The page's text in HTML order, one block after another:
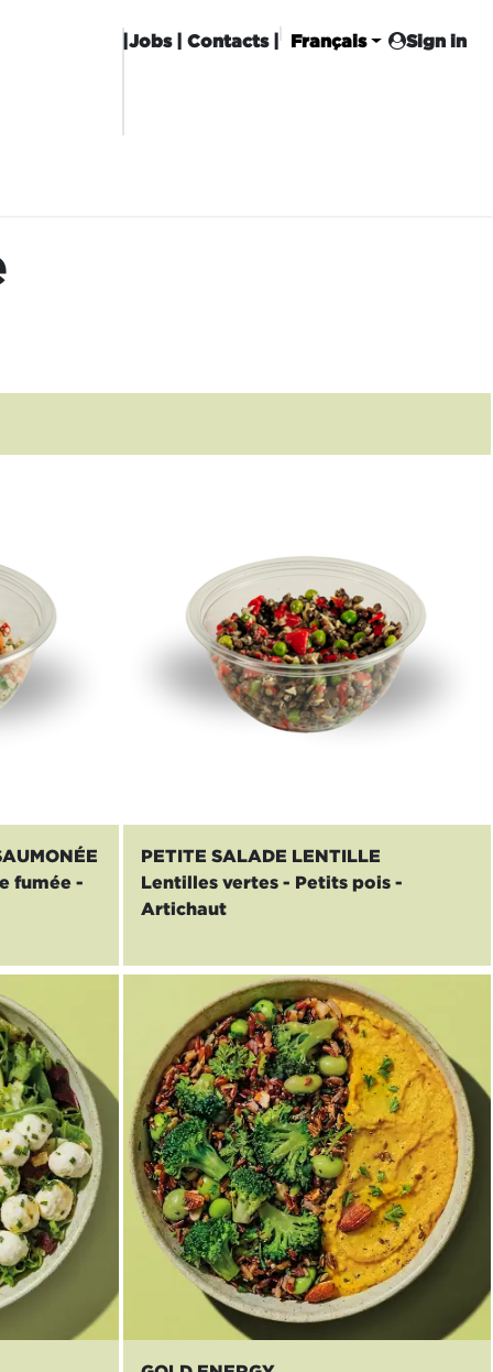
|Jobs| Contacts | Français Sign in
fumée -
PETITE SALADE LENTILLE
Lentilles vertes - Petits pois -
Artichaut